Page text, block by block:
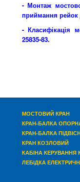
- Монтаж
приймання рейок
- Класифікація
25835-83.
МОСТОВИЙ КРАН
КРАН-БАЛКА
КРАН-БАЛКА
КРАН КОЗЛОВИЙ
КАБІНА КЕРУВАННЯ
ЛЕБІДКА